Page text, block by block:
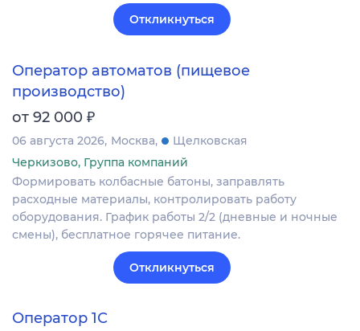
Откликнуться
Оператор автоматов (пищевое
производство)
от 92 000 ₽
06 августа 2026 Москва
Щелковская
Черкизово, Группа компаний
Формировать колбасные батоны, заправлять
расходные материалы, контролировать работу
оборудования. График работы 2/2 (дневные и ночные
смены), бесплатное горячее питание.
Откликнуться
Оператор 1С